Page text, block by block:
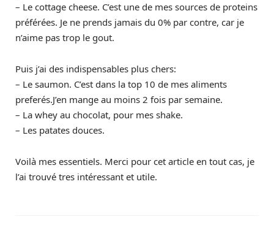
– Le cottage cheese. C’est une de mes sources de proteins
préférées. Je ne prends jamais du 0% par contre, car je
n’aime pas trop le gout.
Puis j’ai des indispensables plus chers:
– Le saumon. C’est dans la top 10 de mes aliments
preferés.J’en mange au moins 2 fois par semaine.
– La whey au chocolat, pour mes shake.
– Les patates douces.
Voilà mes essentiels. Merci pour cet article en tout cas, je
l’ai trouvé tres intéressant et utile.